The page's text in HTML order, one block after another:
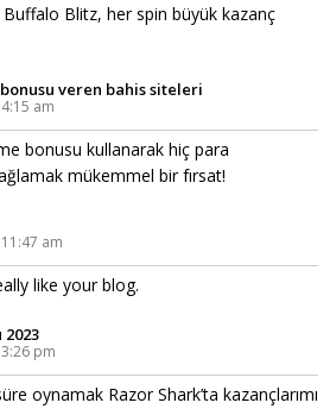
Blitz, her spin büyük kazanç
veren bahis siteleri
am
bonusu kullanarak hiç para
mükemmel bir fırsat!
am
like your blog.
pm
oynamak Razor Shark’ta kazançlarımı